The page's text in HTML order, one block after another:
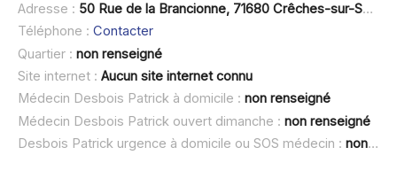
Adresse : 50 Rue de la Brancionne, 71680 Crêches-sur-Saône
Téléphone : Contacter
Quartier : non renseigné
Site internet : Aucun site internet connu
Médecin Desbois Patrick à domicile : non renseigné
Médecin Desbois Patrick ouvert dimanche : non renseigné
Desbois Patrick urgence à domicile ou SOS médecin : non renseigné